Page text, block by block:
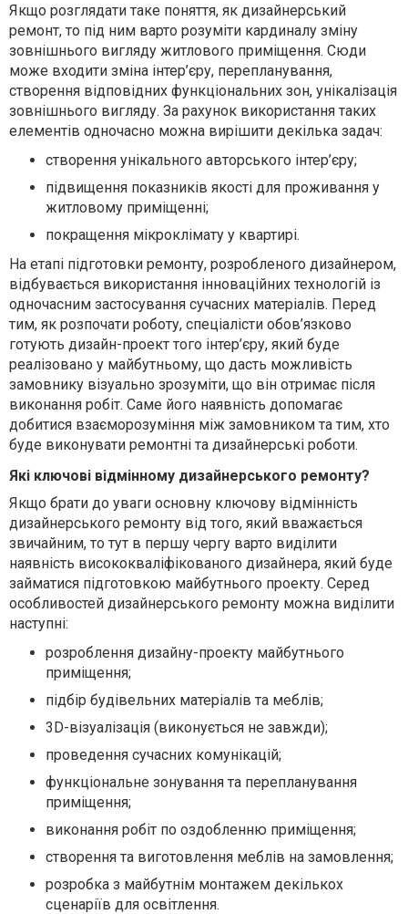
Якщо розглядати таке поняття, як дизайнерський
ремонт, то під ним варто розуміти кардиналу зміну
зовнішнього вигляду житлового приміщення. Сюди
може входити зміна інтер’єру, перепланування,
створення відповідних функціональних зон, унікалізація
зовнішнього вигляду. За рахунок використання таких
елементів одночасно можна вирішити декілька задач:
створення унікального авторського інтер’єру;
підвищення показників якості для проживання у
житловому приміщенні;
покращення мікроклімату у квартирі.
На етапі підготовки ремонту, розробленого дизайнером,
відбувається використання інноваційних технологій із
одночасним застосування сучасних матеріалів. Перед
тим, як розпочати роботу, спеціалісти обов’язково
готують дизайн-проект того інтер’єру, який буде
реалізовано у майбутньому, що дасть можливість
замовнику візуально зрозуміти, що він отримає після
виконання робіт. Саме його наявність допомагає
добитися взаєморозуміння між замовником та тим, хто
буде виконувати ремонтні та дизайнерські роботи.
Які ключові відмінному дизайнерського ремонту?
Якщо брати до уваги основну ключову відмінність
дизайнерського ремонту від того, який вважається
звичайним, то тут в першу чергу варто виділити
наявність висококваліфікованого дизайнера, який буде
займатися підготовкою майбутнього проекту. Серед
особливостей дизайнерського ремонту можна виділити
наступні:
розроблення дизайну-проекту майбутнього
приміщення;
підбір будівельних матеріалів та меблів;
3D-візуалізація (виконується не завжди);
проведення сучасних комунікацій;
функціональне зонування та перепланування
приміщення;
виконання робіт по оздобленню приміщення;
створення та виготовлення меблів на замовлення;
розробка з майбутнім монтажем декількох
сценаріїв для освітлення.